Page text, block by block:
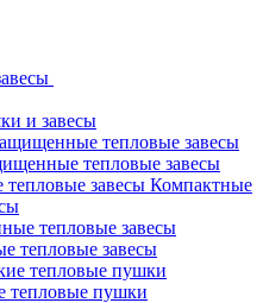
и завесы
тепловые завесы
Компактные
тепловые завесы
тепловые пушки